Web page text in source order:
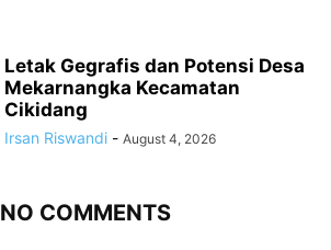
Letak Gegrafis dan Potensi Desa
Mekarnangka Kecamatan
Cikidang
Irsan Riswandi - August 4, 2026
NO COMMENTS